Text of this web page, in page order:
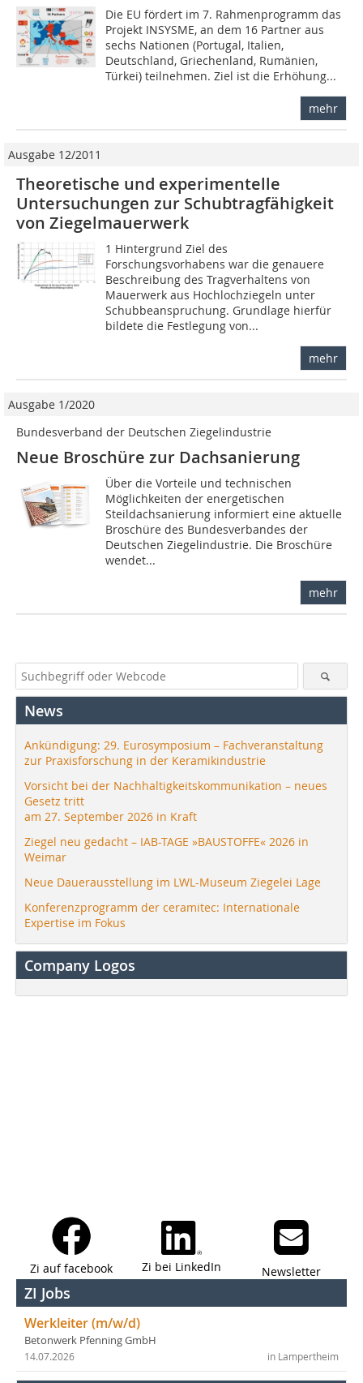
Die EU fördert im 7. Rahmenprogramm das
Projekt ­INSYSME, an dem 16 Partner aus
sechs Nationen (Portugal, Italien,
Deutschland, Griechenland, Rumänien,
Türkei) teilnehmen. Ziel ist die Erhöhung...
mehr
Ausgabe 12/2011
Theoretische und experimentelle
Untersuchungen zur Schubtragfähigkeit
von Ziegelmauerwerk
1 Hintergrund Ziel des
Forschungsvorhabens war die genauere
Beschreibung des Tragverhaltens von
Mauerwerk aus Hochlochziegeln unter
Schubbeanspruchung. Grundlage hierfür
bildete die Festlegung von...
mehr
Ausgabe 1/2020
Bundesverband der Deutschen Ziegelindustrie
Neue Broschüre zur Dachsanierung
Über die Vorteile und technischen
Möglichkeiten der energetischen
Steildachsanierung informiert eine aktuelle
Broschüre des Bundesverbandes der
Deutschen Ziegelindustrie. Die Broschüre
wendet...
mehr
News
Ankündigung: 29. Eurosymposium – Fachveranstaltung
zur Praxisforschung in der Keramikindustrie
Vorsicht bei der Nachhaltigkeitskommunikation – neues
Gesetz tritt
am 27. September 2026 in Kraft
Ziegel neu gedacht – IAB-TAGE »BAUSTOFFE« 2026 in
Weimar
Neue Dauerausstellung im LWL-Museum Ziegelei Lage
Konferenzprogramm der ceramitec: Internationale
Expertise im Fokus
Company Logos
Zi auf facebook Zi bei LinkedIn Newsletter
ZI Jobs
Werkleiter (m/w/d)
Betonwerk Pfenning GmbH
in Lampertheim
14.07.2026